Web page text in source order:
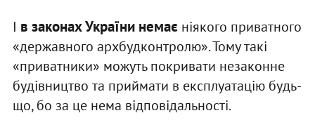
І в законах України немає ніякого приватного
«державного архбудконтролю». Тому такі
«приватники» можуть покривати незаконне
будівництво та приймати в експлуатацію будь-
що, бо за це нема відповідальності.